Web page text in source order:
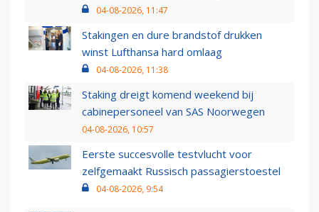
04-08-2026, 11:47
Stakingen en dure brandstof drukken
winst Lufthansa hard omlaag
04-08-2026, 11:38
Staking dreigt komend weekend bij
cabinepersoneel van SAS Noorwegen
04-08-2026, 10:57
Eerste succesvolle testvlucht voor
zelfgemaakt Russisch passagierstoestel
04-08-2026, 9:54